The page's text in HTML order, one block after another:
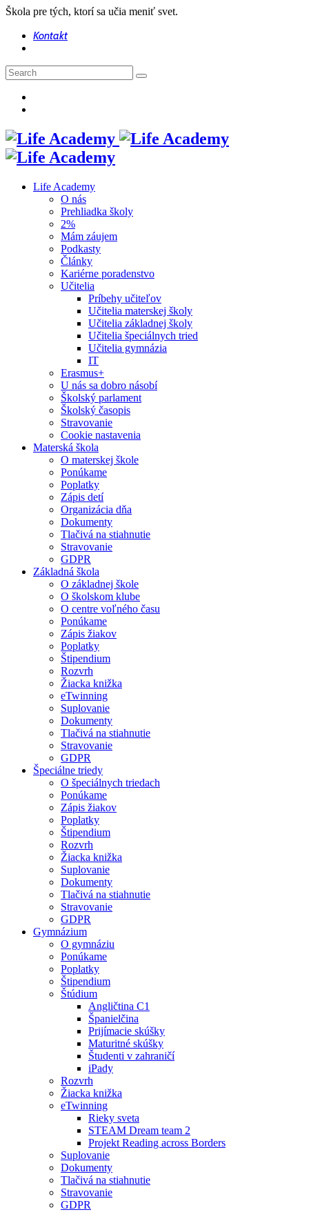
Škola pre tých, ktorí sa učia meniť svet.
Kontakt
Life Academy
O nás
Prehliadka školy
2%
Mám záujem
Podkasty
Články
Kariérne poradenstvo
Učitelia
Príbehy učiteľov
Učitelia materskej školy
Učitelia základnej školy
Učitelia špeciálnych tried
Učitelia gymnázia
IT
Erasmus+
U nás sa dobro násobí
Školský parlament
Školský časopis
Stravovanie
Cookie nastavenia
Materská škola
O materskej škole
Ponúkame
Poplatky
Zápis detí
Organizácia dňa
Dokumenty
Tlačivá na stiahnutie
Stravovanie
GDPR
Základná škola
O základnej škole
O školskom klube
O centre voľného času
Ponúkame
Zápis žiakov
Poplatky
Štipendium
Rozvrh
Žiacka knižka
eTwinning
Suplovanie
Dokumenty
Tlačivá na stiahnutie
Stravovanie
GDPR
Špeciálne triedy
O špeciálnych triedach
Ponúkame
Zápis žiakov
Poplatky
Štipendium
Rozvrh
Žiacka knižka
Suplovanie
Dokumenty
Tlačivá na stiahnutie
Stravovanie
GDPR
Gymnázium
O gymnáziu
Ponúkame
Poplatky
Štipendium
Štúdium
Angličtina C1
Španielčina
Prijímacie skúšky
Maturitné skúšky
Študenti v zahraničí
iPady
Rozvrh
Žiacka knižka
eTwinning
Rieky sveta
STEAM Dream team 2
Projekt Reading across Borders
Suplovanie
Dokumenty
Tlačivá na stiahnutie
Stravovanie
GDPR